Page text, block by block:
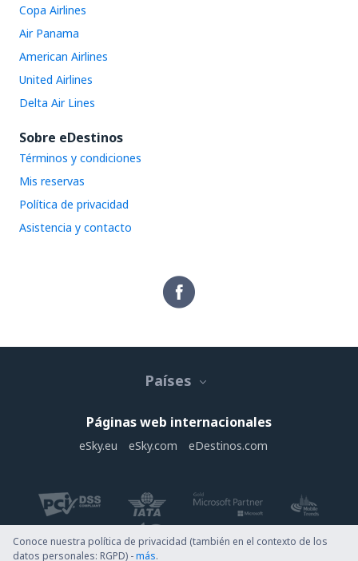
Copa Airlines
Air Panama
American Airlines
United Airlines
Delta Air Lines
Sobre eDestinos
Términos y condiciones
Mis reservas
Política de privacidad
Asistencia y contacto
Países
Páginas web internacionales
eSky.eu eSky.com eDestinos.com
Conoce nuestra política de privacidad (también en el contexto de los
datos personales: RGPD) -más.